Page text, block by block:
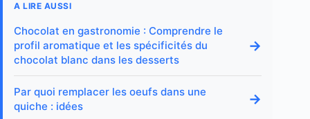
A LIRE AUSSI
Chocolat en gastronomie : Comprendre le
profil aromatique et les spécificités du
chocolat blanc dans les desserts
→
Par quoi remplacer les oeufs dans une
quiche : idées
→